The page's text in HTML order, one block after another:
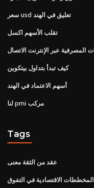
سعر usd تعليق في الهند
تقلب الأسهم اكسل
كيف تبدأ بتداول بيتكوين
أسهم الاعتماد في الهند
لنا pmi مركب
Tags
عقد من الثقة معنى
المخططات الاقتصادية في التفوق